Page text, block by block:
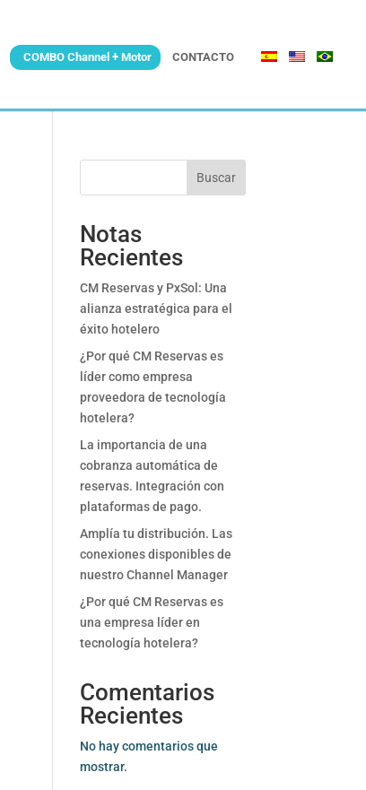
COMBO Channel + Motor CONTACTO
Buscar
Notas
Recientes
CM Reservas y PxSol: Una
alianza estratégica para el
éxito hotelero
¿Por qué CM Reservas es
líder como empresa
proveedora de tecnología
hotelera?
La importancia de una
cobranza automática de
reservas. Integración con
plataformas de pago.
Amplía tu distribución. Las
conexiones disponibles de
nuestro Channel Manager
¿Por qué CM Reservas es
una empresa líder en
tecnología hotelera?
Comentarios
Recientes
No hay comentarios que
mostrar.